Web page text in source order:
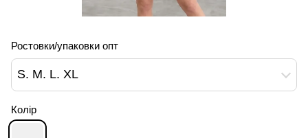
Ростовки/упаковки опт
S. M. L. XL
Колір